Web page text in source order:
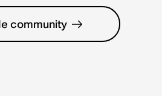
community